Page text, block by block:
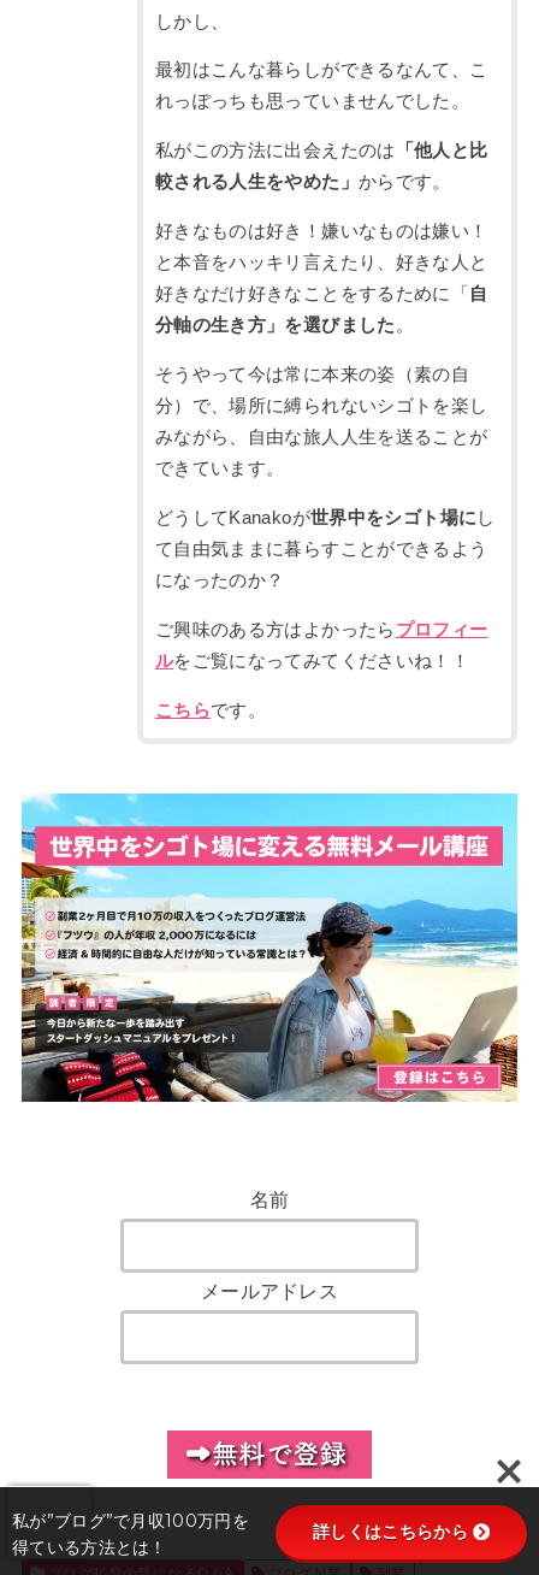
しかし、
最初はこんな暮らしができるなんて、こ
れっぽっちも思っていませんでした。
私がこの方法に出会えたのは
「他人と比
較される人生をやめた」 からです。
好きなものは好き！嫌いなものは嫌い！
と本音をハッキリ言えたり、好きな人と
好きなだけ好きなことをするために「 自
分軸の生き方」を選びました 。
そうやって今は常に本来の姿（素の自
分）で、場所に縛られないシゴトを楽し
みながら、自由な旅人人生を送ることが
できています。
どうしてKanakoが世界中をシゴト場に し
て自由気ままに暮らすことができるよう
になったのか？
ご興味のある方はよかったら プロフィー
ルをご覧になってみてくださいね！！
こちらです。
名前
メールアドレス
私が”ブログ”で月収100万円を
得ている方法とは！
詳しくはこちらから